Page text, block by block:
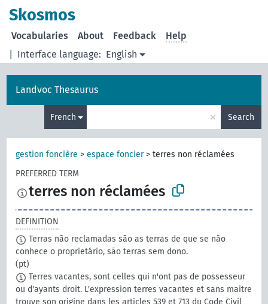
Skosmos
Interface language: English
Vocabularies About Feedback Help
Landvoc Thesaurus
French × Search
gestion foncière >espace foncier>terres non réclamées
PREFERRED TERM
terres non réclamées
DEFINITION
Terras não reclamadas são as terras de que se não
conhece o proprietário, são terras sem dono.
(pt)
Terres vacantes, sont celles qui n'ont pas de possesseur
ou d'ayants droit. L'expression terres vacantes et sans maitre